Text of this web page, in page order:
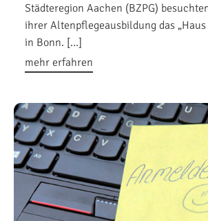
Städteregion Aachen (BZPG)
ihrer Altenpflegeausbildung das
in Bonn. […]
mehr erfahren